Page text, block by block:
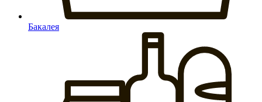
Бакалея